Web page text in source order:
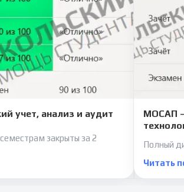
учет, анализ и аудит
закрыты за 2
МОСАП
Полный
Читать